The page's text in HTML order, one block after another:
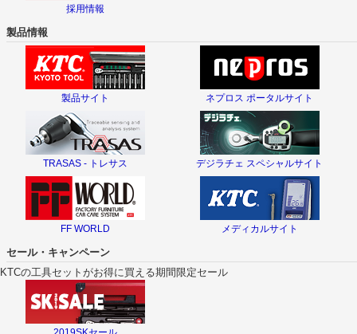
採用情報
製品情報
製品サイト ネプロス ポータルサイト
TRASAS - トレサス デジラチェ スペシャルサイト
FF WORLD メディカルサイト
セール・キャンペーン
KTCの工具セットがお得に買える期間限定セール